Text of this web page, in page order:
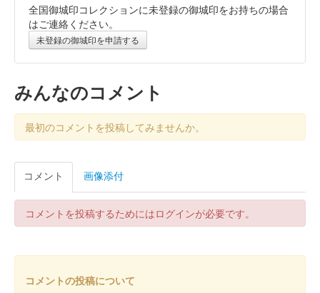
全国御城印コレクションに未登録の御城印をお持ちの場合
はご連絡ください。
未登録の御城印を申請する
みんなのコメント
最初のコメントを投稿してみませんか。
コメント 画像添付
コメントを投稿するためにはログインが必要です。
コメントの投稿について